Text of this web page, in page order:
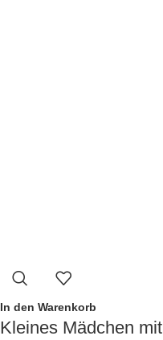
In den Warenkorb
Kleines Mädchen mit